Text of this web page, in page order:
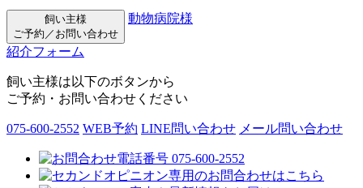
飼い主様
ご予約／お問い合わせ
動物病院様
紹介フォーム
飼い主様は以下のボタンから
ご予約・お問い合わせください
075-600-2552 WEB予約 LINE問い合わせ メール問い合わせ